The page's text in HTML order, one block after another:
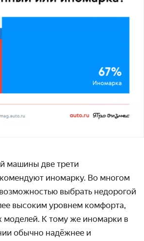
машины две трети
иномарку. Во многом
выбрать недорогой
высоким уровнем комфорта,
моделей. К тому же иномарки в
обычно надёжнее и